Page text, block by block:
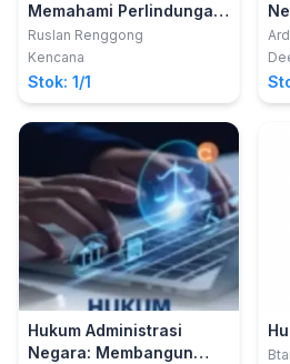
Memahami Perlindungan
HAM dalam Proses
Penahanan di Indonesia
Ruslan Renggong
Kencana
Stok: 1/1
Hukum Administrasi
Negara: Membangun